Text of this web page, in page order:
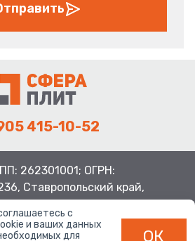
415-10-52
262301001; ОГРН:
Ставропольский край,
с
и ваших данных
для
ОК